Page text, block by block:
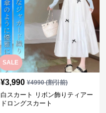
SALE
¥3,990 ¥4990(割引前)
白スカート リボン飾りティアー
ドロングスカート